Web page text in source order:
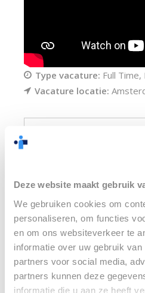
Deze website maakt gebruik
We gebruiken cookies om
personaliseren, om functies
en om ons websiteverkeer te
informatie over uw gebruik
partners voor social media,
partners kunnen deze
informatie die u aan ze heeft
Type vacature: Full Time
Vacature locatie:
deze
Volledige naam*
E-mail *